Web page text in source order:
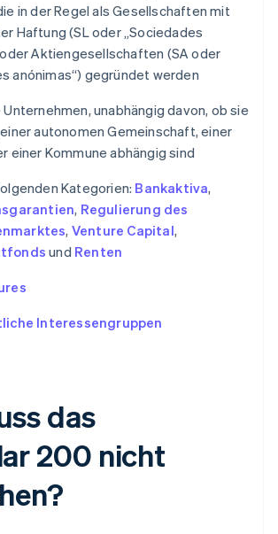
in der Regel als Gesellschaften mit
Haftung (SL oder „Sociedades
Aktiengesellschaften (SA oder
anónimas“) gegründet werden
unabhängig davon, ob sie
autonomen Gemeinschaft, einer
einer Kommune abhängig sind
Kategorien: Bankaktiva,
, Regulierung des
, Venture Capital,
und Renten
Interessengruppen
das
200 nicht